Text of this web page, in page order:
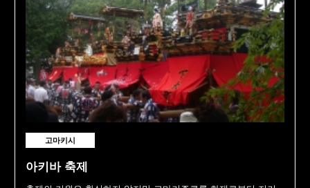
고마키시
아키바 축제